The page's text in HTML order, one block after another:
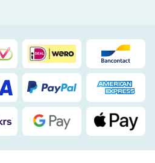
duin- & bollenstreek
iDeal
PayPal
Google Pay Apple